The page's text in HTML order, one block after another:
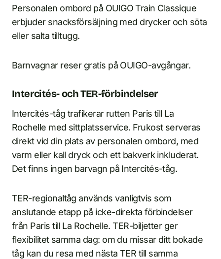
Personalen ombord på OUIGO Train Classique
erbjuder snacksförsäljning med drycker och söta
eller salta tilltugg.
Barnvagnar reser gratis på OUIGO-avgångar.
Intercités- och TER-förbindelser
Intercités-tåg trafikerar rutten Paris till La
Rochelle med sittplatsservice. Frukost serveras
direkt vid din plats av personalen ombord, med
varm eller kall dryck och ett bakverk inkluderat.
Det finns ingen barvagn på Intercités-tåg.
TER-regionaltåg används vanligtvis som
anslutande etapp på icke-direkta förbindelser
från Paris till La Rochelle. TER-biljetter ger
flexibilitet samma dag: om du missar ditt bokade
tåg kan du resa med nästa TER till samma